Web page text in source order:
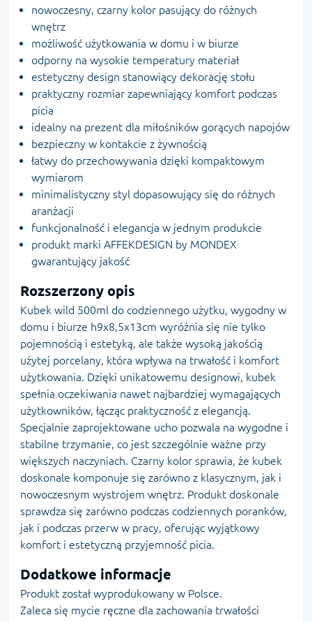
nowoczesny, czarny kolor pasujący do różnych
wnętrz
możliwość użytkowania w domu i w biurze
odporny na wysokie temperatury materiał
estetyczny design stanowiący dekorację stołu
praktyczny rozmiar zapewniający komfort podczas
picia
idealny na prezent dla miłośników gorących napojów
bezpieczny w kontakcie z żywnością
łatwy do przechowywania dzięki kompaktowym
wymiarom
minimalistyczny styl dopasowujący się do różnych
aranżacji
funkcjonalność i elegancja w jednym produkcie
produkt marki AFFEKDESIGN by MONDEX
gwarantujący jakość
Rozszerzony opis
Kubek wild 500ml do codziennego użytku, wygodny w
domu i biurze h9x8,5x13cm wyróżnia się nie tylko
pojemnością i estetyką, ale także wysoką jakością
użytej porcelany, która wpływa na trwałość i komfort
użytkowania. Dzięki unikatowemu designowi, kubek
spełnia oczekiwania nawet najbardziej wymagających
użytkowników, łącząc praktyczność z elegancją.
Specjalnie zaprojektowane ucho pozwala na wygodne i
stabilne trzymanie, co jest szczególnie ważne przy
większych naczyniach. Czarny kolor sprawia, że kubek
doskonale komponuje się zarówno z klasycznym, jak i
nowoczesnym wystrojem wnętrz. Produkt doskonale
sprawdza się zarówno podczas codziennych poranków,
jak i podczas przerw w pracy, oferując wyjątkowy
komfort i estetyczną przyjemność picia.
Dodatkowe informacje
Produkt został wyprodukowany w Polsce.
Zaleca się mycie ręczne dla zachowania trwałości